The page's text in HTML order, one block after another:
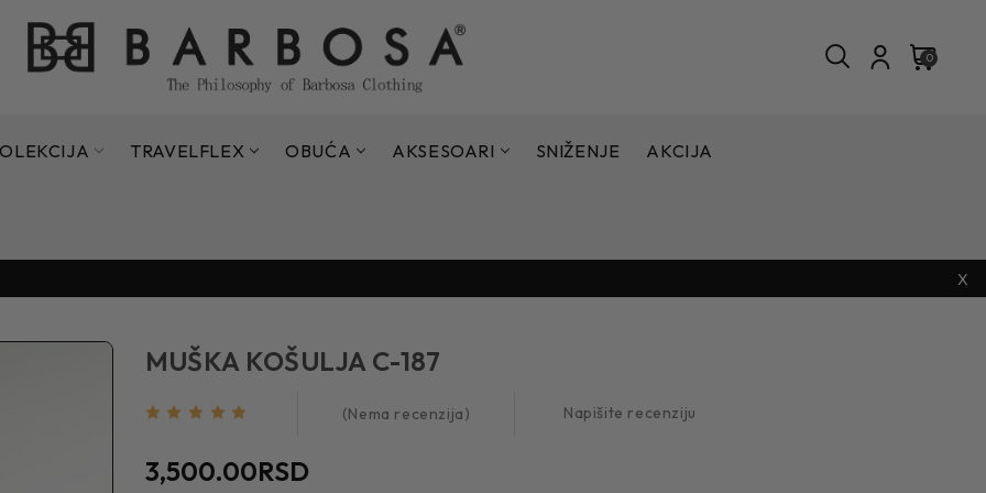
0
TRAVELFLEX OBUĆA AKSESOARI SNIŽENJE AKCIJA
X
Sezonsko sniženje do 70% - 15.07. - 11.09.2026.
MUŠKA KOŠULJA C-187
(Nema recenzija) Napišite recenziju
3,500.00RSD